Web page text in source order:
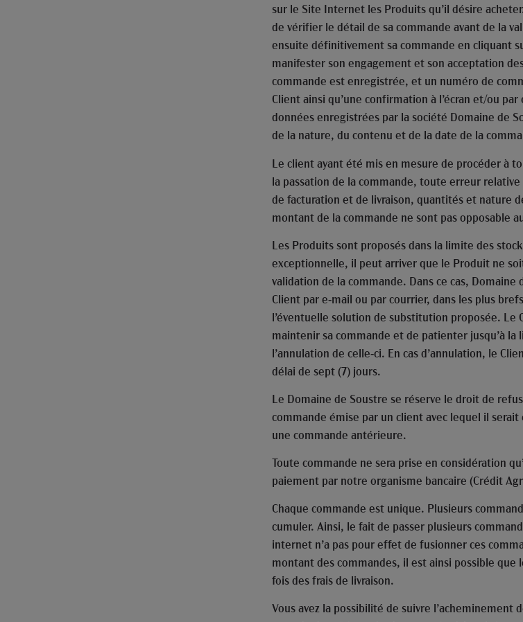
sur le Site Internet les Produits qu’il désire
de vérifier le détail de sa commande avant de la
ensuite définitivement sa commande en cliquant
manifester son engagement et son acceptation
commande est enregistrée, et un numéro de
Client ainsi qu’une confirmation à l’écran et/ou
données enregistrées par la société Domaine de
de la nature, du contenu et de la date de la
Le client ayant été mis en mesure de procéder à
la passation de la commande, toute erreur
de facturation et de livraison, quantités et nature
montant de la commande ne sont pas opposable
Les Produits sont proposés dans la limite des
exceptionnelle, il peut arriver que le Produit ne
validation de la commande. Dans ce cas,
Client par e-mail ou par courrier, dans les plus
l’éventuelle solution de substitution proposée. Le
maintenir sa commande et de patienter jusqu’à la
l’annulation de celle-ci. En cas d’annulation, le
délai de sept (7) jours.
Le Domaine de Soustre se réserve le droit de
commande émise par un client avec lequel il
une commande antérieure.
Toute commande ne sera prise en considération
paiement par notre organisme bancaire (Crédit
Chaque commande est unique. Plusieurs
cumuler. Ainsi, le fait de passer plusieurs
internet n’a pas pour effet de fusionner ces
montant des commandes, il est ainsi possible que
fois des frais de livraison.
Vous avez la possibilité de suivre l’acheminement